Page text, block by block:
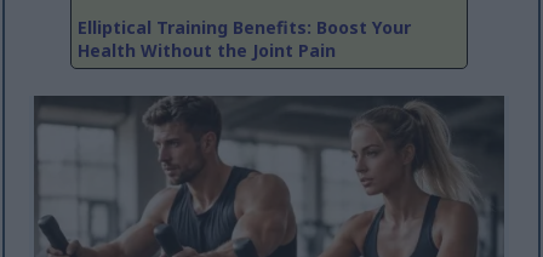
Elliptical Training Benefits: Boost Your
Health Without the Joint Pain